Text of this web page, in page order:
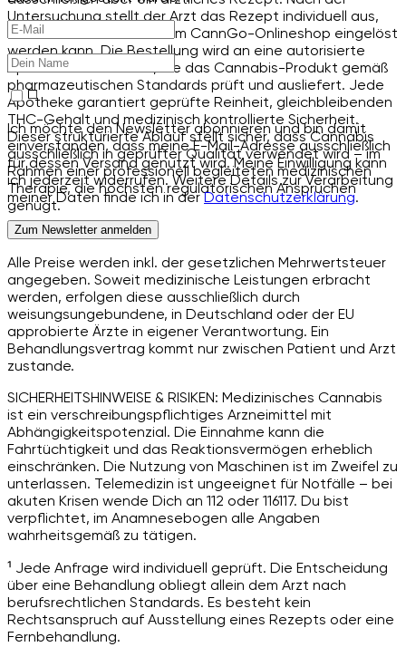
Untersuchung stellt der Arzt das Rezept individuell aus,
das anschließend online im CannGo-Onlineshop eingelöst
werden kann. Die Bestellung wird an eine autorisierte
Apotheke übermittelt, die das Cannabis-Produkt gemäß
pharmazeutischen Standards prüft und ausliefert. Jede
Apotheke garantiert geprüfte Reinheit, gleichbleibenden
THC-Gehalt und medizinisch kontrollierte Sicherheit.
Dieser strukturierte Ablauf stellt sicher, dass Cannabis
ausschließlich in geprüfter Qualität verwendet wird – im
Rahmen einer professionell begleiteten medizinischen
Therapie, die höchsten regulatorischen Ansprüchen
genügt.
Ich möchte den Newsletter abonnieren und bin damit
einverstanden, dass meine E-Mail-Adresse ausschließlich
für dessen Versand genutzt wird. Meine Einwilligung kann
ich jederzeit widerrufen. Weitere Details zur Verarbeitung
meiner Daten finde ich in derDatenschutzerklärung.
Zum Newsletter anmelden
Alle Preise werden inkl. der gesetzlichen Mehrwertsteuer
angegeben. Soweit medizinische Leistungen erbracht
werden, erfolgen diese ausschließlich durch
weisungsungebundene, in Deutschland oder der EU
approbierte Ärzte in eigener Verantwortung. Ein
Behandlungsvertrag kommt nur zwischen Patient und Arzt
zustande.
SICHERHEITSHINWEISE & RISIKEN: Medizinisches Cannabis
ist ein verschreibungspflichtiges Arzneimittel mit
Abhängigkeitspotenzial. Die Einnahme kann die
Fahrtüchtigkeit und das Reaktionsvermögen erheblich
einschränken. Die Nutzung von Maschinen ist im Zweifel zu
unterlassen. Telemedizin ist ungeeignet für Notfälle – bei
akuten Krisen wende Dich an 112 oder 116117. Du bist
verpflichtet, im Anamnesebogen alle Angaben
wahrheitsgemäß zu tätigen.
¹ Jede Anfrage wird individuell geprüft. Die Entscheidung
über eine Behandlung obliegt allein dem Arzt nach
berufsrechtlichen Standards. Es besteht kein
Rechtsanspruch auf Ausstellung eines Rezepts oder eine
Fernbehandlung.